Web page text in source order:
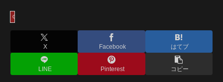
OpenWrt
X Facebook はてブ
LINE Pinterest コピー